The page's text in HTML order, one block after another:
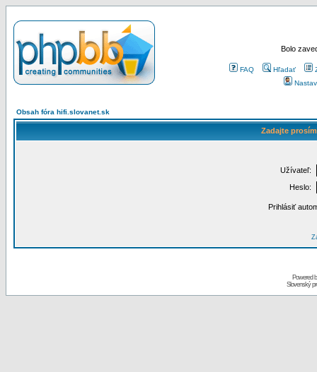
Bolo
FAQ Hľadať
Obsah fóra hifi.slovanet.sk
Zadajte
Užívateľ:
Heslo:
Prihlásiť
Powered
Slovenský